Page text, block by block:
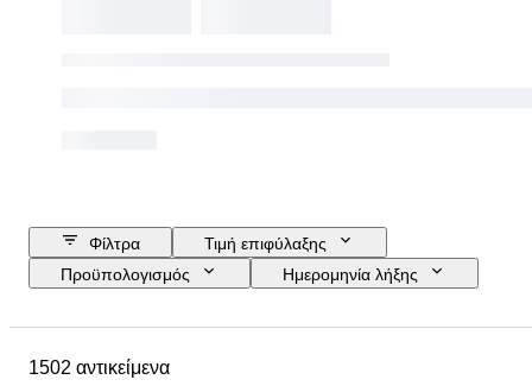
Φίλτρα
Τιμή επιφύλαξης
Προϋπολογισμός
Ημερομηνία λήξης
Υλικό
1502 αντικείμενα